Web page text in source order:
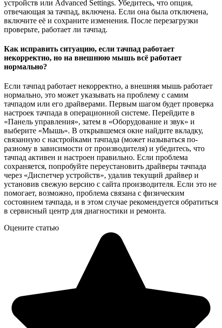
устройств или Advanced Settings. Убедитесь, что опция,
отвечающая за тачпад, включена. Если она была отключена,
включите её и сохраните изменения. После перезагрузки
проверьте, работает ли тачпад.
Как исправить ситуацию, если тачпад работает
некорректно, но на внешнюю мышь всё работает
нормально?
Если тачпад работает некорректно, а внешняя мышь работает
нормально, это может указывать на проблему с самим
тачпадом или его драйверами. Первым шагом будет проверка
настроек тачпада в операционной системе. Перейдите в
«Панель управления», затем в «Оборудование и звук» и
выберите «Мышь». В открывшемся окне найдите вкладку,
связанную с настройками тачпада (может называться по-
разному в зависимости от производителя) и убедитесь, что
тачпад активен и настроен правильно. Если проблема
сохраняется, попробуйте переустановить драйверы тачпада
через «Диспетчер устройств», удалив текущий драйвер и
установив свежую версию с сайта производителя. Если это не
помогает, возможно, проблема связана с физическим
состоянием тачпада, и в этом случае рекомендуется обратиться
в сервисный центр для диагностики и ремонта.
Оцените статью